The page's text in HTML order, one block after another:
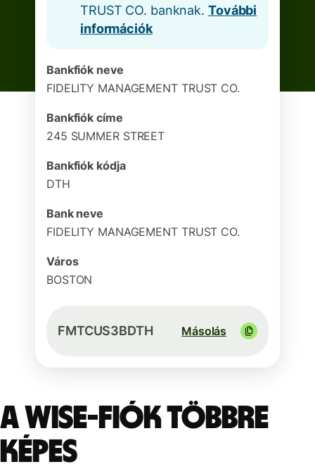
TRUST CO. banknak. További
információk
Bankfiók neve
FIDELITY MANAGEMENT TRUST CO.
Bankfiók címe
245 SUMMER STREET
Bankfiók kódja
DTH
Bank neve
FIDELITY MANAGEMENT TRUST CO.
Város
BOSTON
FMTCUS3BDTH Másolás
A Wise-fiók többre
képes